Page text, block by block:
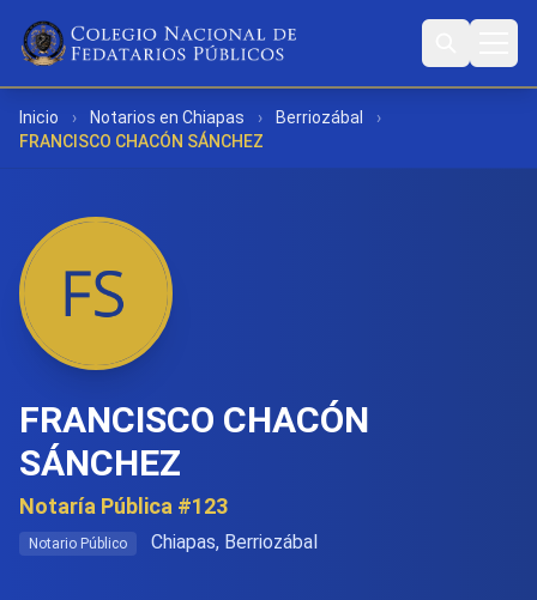
Inicio › Notarios en Chiapas › Berriozábal
›
FRANCISCO CHACÓN SÁNCHEZ
FRANCISCO CHACÓN
SÁNCHEZ
Notaría Pública #123
Notario Público Chiapas, Berriozábal